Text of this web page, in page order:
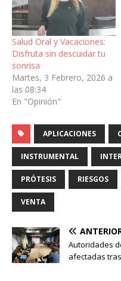
Salud Oral y Vacaciones:
Disfruta sin descuidar tu
sonrisa
Martes, 3 Febrero, 2026 a
las 08:34
En "Opinión"
APLICACIONES
INSTRUMENTAL
PRÓTESIS RIESGOS
VENTA
Autoridades
afectadas